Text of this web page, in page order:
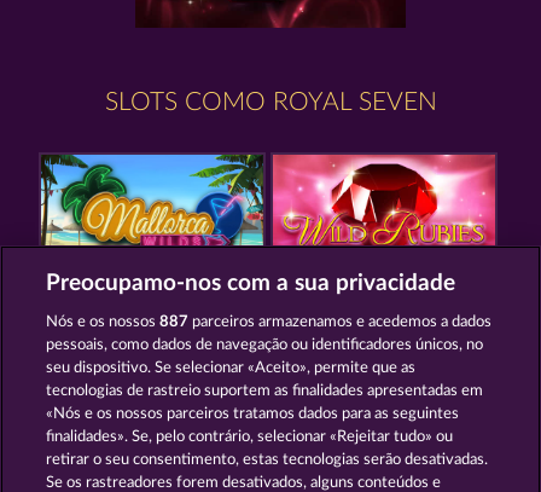
SLOTS COMO ROYAL SEVEN
MALLORCA WILDS WILD RUBIES
FANCY FRUITS 40 THIEVES
Preocupamo-nos com a sua privacidade
Nós e os nossos887 parceiros armazenamos e acedemos a dados
pessoais, como dados de navegação ou identificadores únicos, no
seu dispositivo. Se selecionar «Aceito», permite que as
tecnologias de rastreio suportem as finalidades apresentadas em
«Nós e os nossos parceiros tratamos dados para as seguintes
finalidades». Se, pelo contrário, selecionar «Rejeitar tudo» ou
retirar o seu consentimento, estas tecnologias serão desativadas.
Se os rastreadores forem desativados, alguns conteúdos e